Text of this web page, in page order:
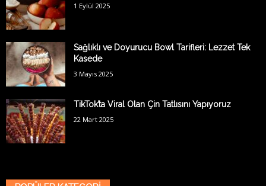
1 Eylül 2025
Sağlıklı ve Doyurucu Bowl Tarifleri: Lezzet Tek
Kasede
3 Mayıs 2025
TikTok’ta Viral Olan Çin Tatlısını Yapıyoruz
22 Mart 2025